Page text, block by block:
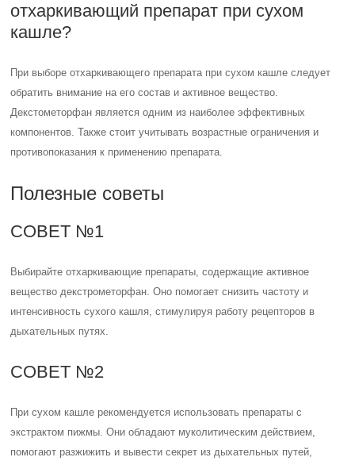
отхаркивающий препарат при сухом
кашле?
При выборе отхаркивающего препарата при сухом кашле следует
обратить внимание на его состав и активное вещество.
Декстометорфан является одним из наиболее эффективных
компонентов. Также стоит учитывать возрастные ограничения и
противопоказания к применению препарата.
Полезные советы
СОВЕТ №1
Выбирайте отхаркивающие препараты, содержащие активное
вещество декстрометорфан. Оно помогает снизить частоту и
интенсивность сухого кашля, стимулируя работу рецепторов в
дыхательных путях.
СОВЕТ №2
При сухом кашле рекомендуется использовать препараты с
экстрактом пижмы. Они обладают муколитическим действием,
помогают разжижить и вывести секрет из дыхательных путей,